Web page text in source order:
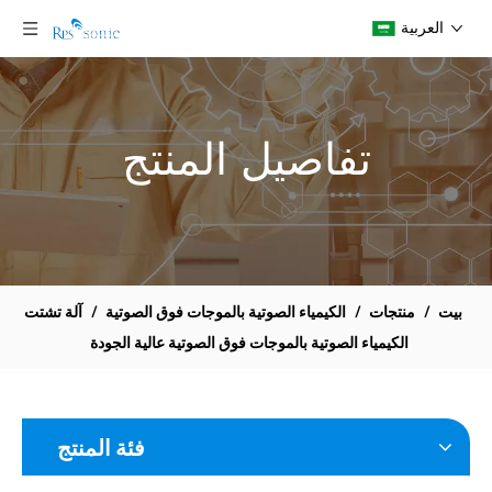
العربية
تفاصيل المنتج
بيت / منتجات / الكيمياء الصوتية بالموجات فوق الصوتية / آلة تشتت
الكيمياء الصوتية بالموجات فوق الصوتية عالية الجودة
فئة المنتج